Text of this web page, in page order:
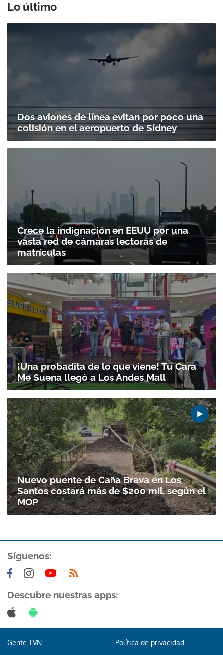
Lo último
Dos aviones de línea evitan por poco una
colisión en el aeropuerto de Sídney
Crece la indignación en EEUU por una
vasta red de cámaras lectoras de
matrículas
¡Una probadita de lo que viene! Tu Cara
Me Suena llegó a Los Andes Mall
Nuevo puente de Caña Brava en Los
Santos costará más de $200 mil, según el
MOP
Síguenos:
Descubre nuestras apps:
Gente TVN Política de privacidad